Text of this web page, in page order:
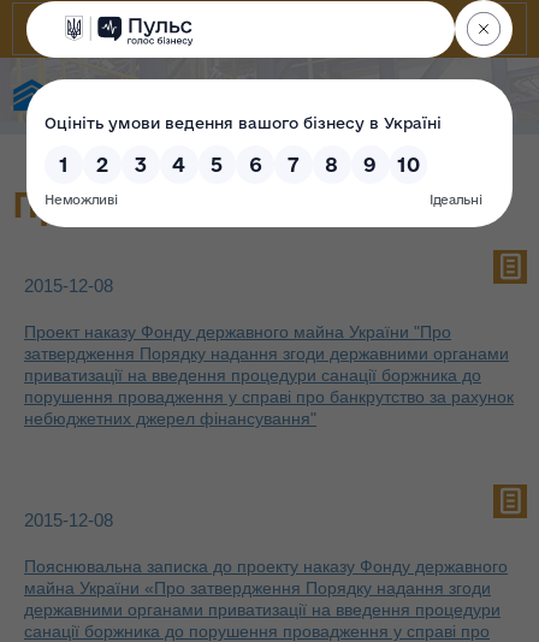
Проєкти
2015-12-08
Проект наказу Фонду державного майна України "Про
затвердження Порядку надання згоди державними органами
приватизації на введення процедури санації боржника до
порушення провадження у справі про банкрутство за рахунок
небюджетних джерел фінансування"
2015-12-08
Пояснювальна записка до проекту наказу Фонду державного
майна України «Про затвердження Порядку надання згоди
державними органами приватизації на введення процедури
санації боржника до порушення провадження у справі про